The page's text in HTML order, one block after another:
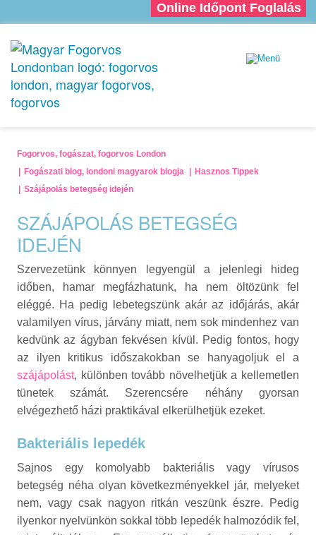
Online Időpont Foglalás
Fogorvos, fogászat, fogorvos London
Fogászati blog, londoni magyarok blogja
Hasznos Tippek
Szájápolás betegség idején
SZÁJÁPOLÁS BETEGSÉG
IDEJÉN
Szervezetünk könnyen legyengül a jelenlegi hideg
időben, hamar megfázhatunk, ha nem öltözünk fel
eléggé. Ha pedig lebetegszünk akár az időjárás, akár
valamilyen vírus, járvány miatt, nem sok mindenhez van
kedvünk az ágyban fekvésen kívül. Pedig fontos, hogy
az ilyen kritikus időszakokban se hanyagoljuk el a
szájápolást, különben tovább növelhetjük a kellemetlen
tünetek számát. Szerencsére néhány gyorsan
elvégezhető házi praktikával elkerülhetjük ezeket.
Bakteriális lepedék
Sajnos egy komolyabb bakteriális vagy vírusos
betegség néha olyan következményekkel jár, melyeket
nem, vagy csak nagyon ritkán veszünk észre. Pedig
ilyenkor nyelvünkön sokkal több lepedék halmozódik fel,